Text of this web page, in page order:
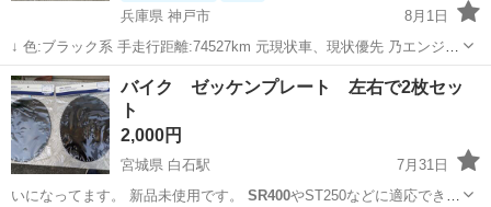
兵庫県 神戸市
8月1日
↓ 色:ブラック系 手走行距離:74527km 元現状車、現状優先 乃エンジン
実動 実配送も手配いたします(配送料応相談) ↑ 検索用 #エイプ #エイ
プ50 #エイプ100 #モンキー #モンキー125 #ゴリ...
兵庫 神戸市 カワサキ
バイク ゼッケンプレート 左右で2枚セッ
ト
2,000円
宮城県 白石駅
7月31日
いになってます。 新品未使用です。 SR400やST250などに適応できる